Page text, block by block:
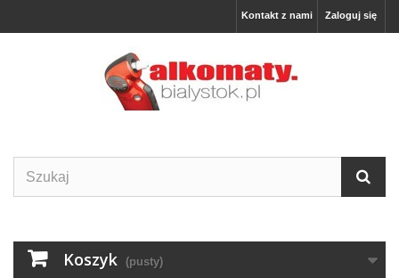
Zaloguj się
Kontakt z nami
Koszyk (pusty)